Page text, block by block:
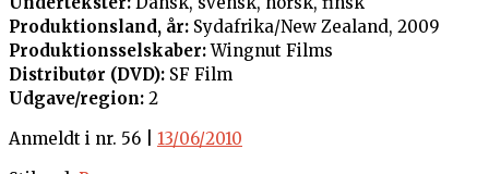
Produktionsland, år: Sydafrika/New Zealand, 2009
Produktionsselskaber:Wingnut Films
Distributør (DVD): SF Film
Udgave/region: 2
Anmeldt i nr. 56 | 13/06/2010